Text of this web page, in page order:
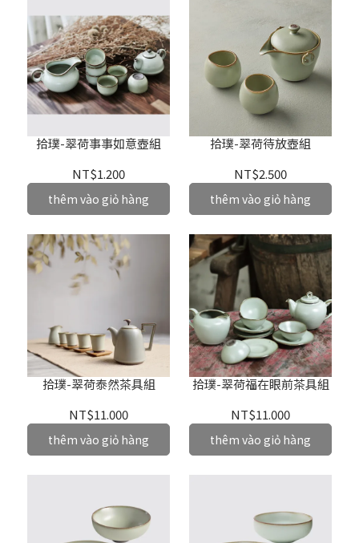
拾璞-翠荷事事如意壺組
NT$1.200
thêm vào giỏ hàng
拾璞-翠荷待放壺組
NT$2.500
thêm vào giỏ hàng
拾璞-翠荷泰然茶具組
NT$11.000
thêm vào giỏ hàng
拾璞-翠荷福在眼前茶具組
NT$11.000
thêm vào giỏ hàng